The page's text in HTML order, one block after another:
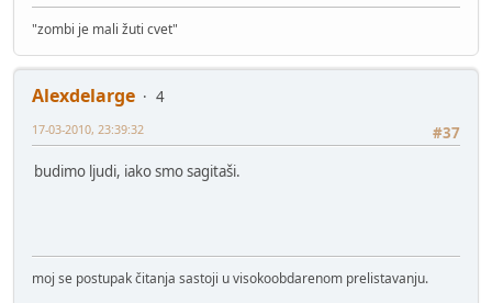
"zombi je mali žuti cvet"
Alexdelarge
4
#37
17-03-2010, 23:39:32
budimo ljudi, iako smo sagitaši.
moj se postupak čitanja sastoji u visokoobdarenom prelistavanju.